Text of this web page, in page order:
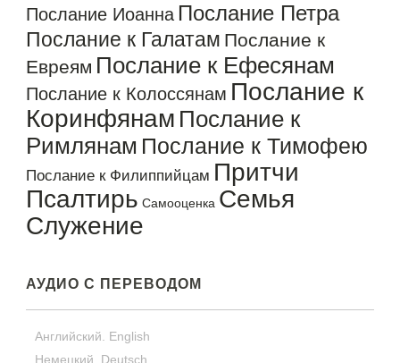
Послание Иоанна Послание Петра
Послание к Галатам Послание к
Евреям Послание к Ефесянам
Послание к Колоссянам Послание к
Коринфянам Послание к
Римлянам Послание к Тимофею
Послание к Филиппийцам Притчи
Псалтирь Самооценка Семья
Служение
АУДИО С ПЕРЕВОДОМ
Английский. English
Немецкий. Deutsch